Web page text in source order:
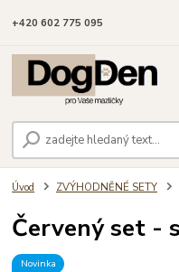
+420 602 775 095
Úvod ZVÝHODNĚNÉ SETY
Červený set -
Novinka